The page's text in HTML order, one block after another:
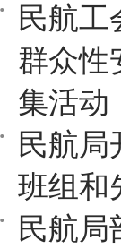
民航
群众性
集活动
民航
班组和
民航局